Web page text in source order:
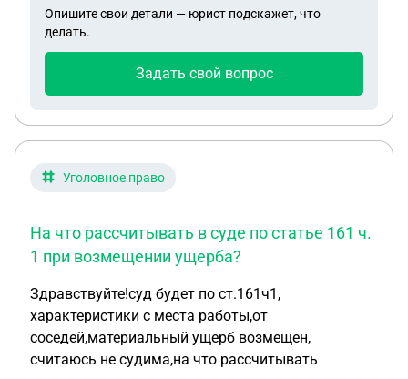
Установить личности проживающих в квартире не
удалось . Сотрудники полиции бездействуют, а
Какой правильный и эффективный алгоритм
кто может установить личности к которым
возмещения ущерба?
Опишите свои детали — юрист подскажет, что
делать.
Задать свой вопрос
Уголовное право
На что рассчитывать в суде по статье 161 ч.
1 при возмещении ущерба?
Здравствуйте!суд будет по ст.161ч1,
характеристики с места работы,от
соседей,материальный ущерб возмещен,
считаюсь не судима,на что рассчитывать